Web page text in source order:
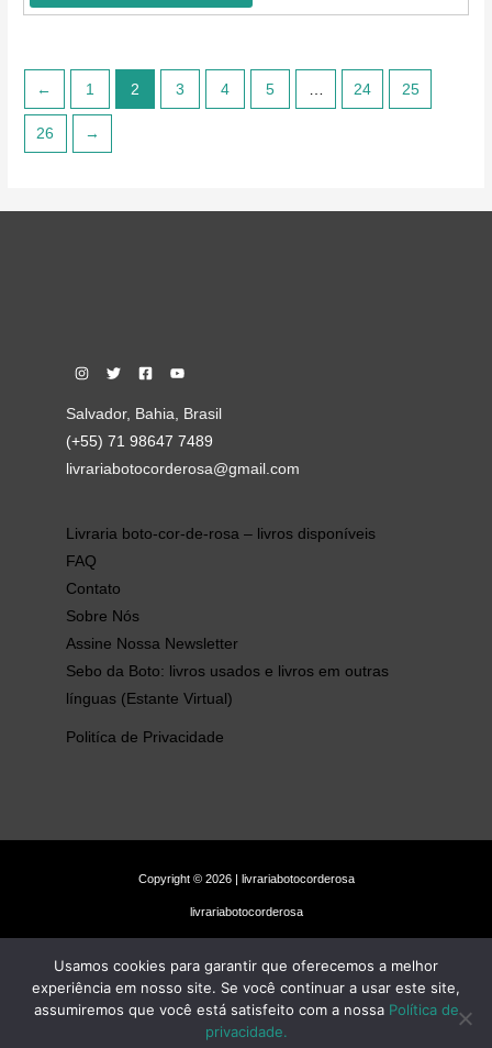
← 1 2 3 4 5 24 25
26 →
Salvador, Bahia, Brasil
(+55) 71 98647 7489
livrariabotocorderosa@gmail.com
Livraria boto-cor-de-rosa – livros disponíveis
FAQ
Contato
Sobre Nós
Assine Nossa Newsletter
Sebo da Boto: livros usados e livros em outras
línguas (Estante Virtual)
Politíca de Privacidade
Copyright © 2026 | livrariabotocorderosa
livrariabotocorderosa
Usamos cookies para garantir que oferecemos a melhor
experiência em nosso site. Se você continuar a usar este site,
assumiremos que você está satisfeito com a nossa Política de
privacidade.